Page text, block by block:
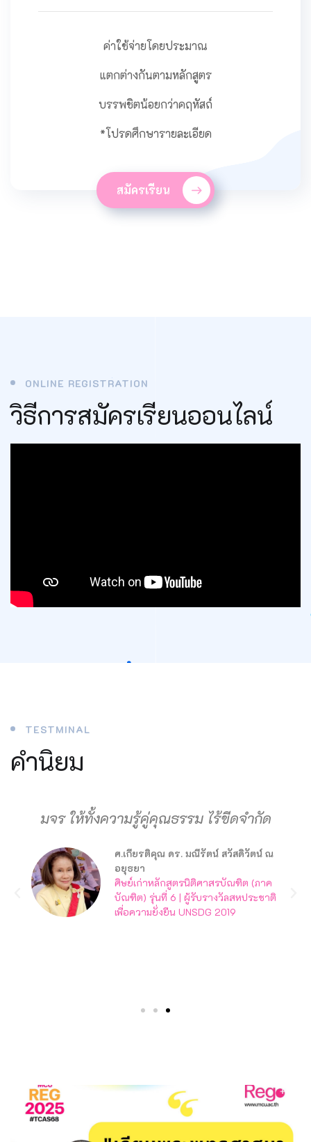
ค่าใช้จ่ายโดยประมาณ
แตกต่างกันตามหลักสูตร
บรรพชิตน้อยกว่าคฤหัสถ์
*โปรดศึกษารายละเอียด
สมัครเรียน
ONLINE REGISTRATION
วิธีการสมัครเรียนออนไลน์
TESTMINAL
คำนิยม
มจร ให้ทั้งความรู้คู่คุณธรรม ไร้ขีดจำกัด
ศ.เกียรติคุณ ดร. มณีรัตน์ สวัสดิวัตน์ ณ
อยุธยา
ศิษย์เก่าหลักสูตรนิติศาสรบัณฑิต (ภาค
บัณฑิต) รุ่นที่ 6 | ผู้รับรางวัลสหประชาติ
เพื่อความยั่งยืน UNSDG 2019